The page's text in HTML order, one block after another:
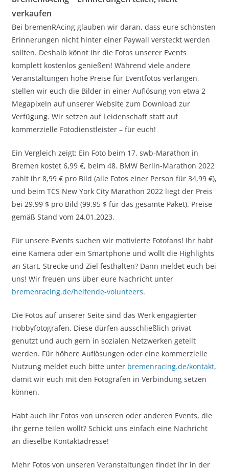
verkaufen
Bei bremenRAcing glauben wir daran, dass eure schönsten
Erinnerungen nicht hinter einer Paywall versteckt werden
sollten. Deshalb könnt ihr die Fotos unserer Events
komplett kostenlos genießen! Während viele andere
Veranstaltungen hohe Preise für Eventfotos verlangen,
stellen wir euch die Bilder in einer Auflösung von etwa 2
Megapixeln auf unserer Website zum Download zur
Verfügung. Wir setzen auf Leidenschaft statt auf
kommerzielle Fotodienstleister – für euch!
Ein Vergleich zeigt: Ein Foto beim 17. swb-Marathon in
Bremen kostet 6,99 €, beim 48. BMW Berlin-Marathon 2022
zahlt ihr 8,99 € pro Bild (alle Fotos einer Person für 34,99 €),
und beim TCS New York City Marathon 2022 liegt der Preis
bei 29,99 $ pro Bild (99,95 $ für das gesamte Paket). Preise
gemäß Stand vom 24.01.2023.
Für unsere Events suchen wir motivierte Fotofans! Ihr habt
eine Kamera oder ein Smartphone und wollt die Highlights
an Start, Strecke und Ziel festhalten? Dann meldet euch bei
uns! Wir freuen uns über eure Nachricht unter
bremenracing.de/helfende-volunteers.
Die Fotos auf unserer Seite sind das Werk engagierter
Hobbyfotografen. Diese dürfen ausschließlich privat
genutzt und auch gern in sozialen Netzwerken geteilt
werden. Für höhere Auflösungen oder eine kommerzielle
Nutzung meldet euch bitte unter bremenracing.de/kontakt,
damit wir euch mit den Fotografen in Verbindung setzen
können.
Habt auch ihr Fotos von unseren oder anderen Events, die
ihr gerne teilen wollt? Schickt uns einfach eine Nachricht
an dieselbe Kontaktadresse!
Mehr Fotos von unseren Veranstaltungen findet ihr in der